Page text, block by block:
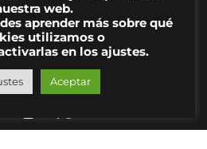
de artes visuales y cultura
de Privacidad|Aviso Legal
web.
aprender más sobre qué
utilizamos o
en los ajustes.
Aceptar